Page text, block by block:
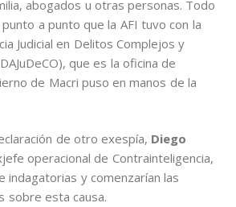
abogados u otras personas. Todo
a punto que la AFI tuvo con la
Judicial en Delitos Complejos y
que es la oficina de
de Macri puso en manos de la
de otro exespía, Diego
operacional de Contrainteligencia,
indagatorias y comenzarían las
sobre esta causa.